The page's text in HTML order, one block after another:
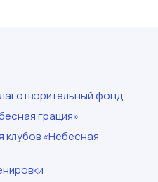
фонд
грация»
«Небесная